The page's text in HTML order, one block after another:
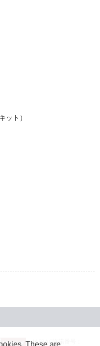
ット）
JASRAC許諾番号：
These are